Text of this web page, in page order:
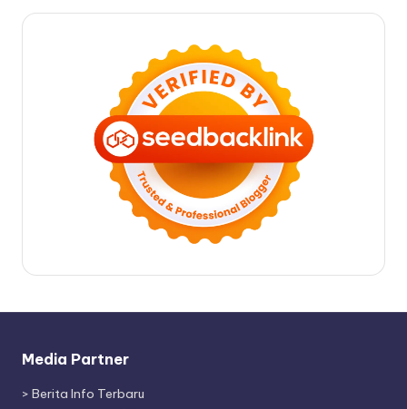
Media Partner
> Berita Info Terbaru